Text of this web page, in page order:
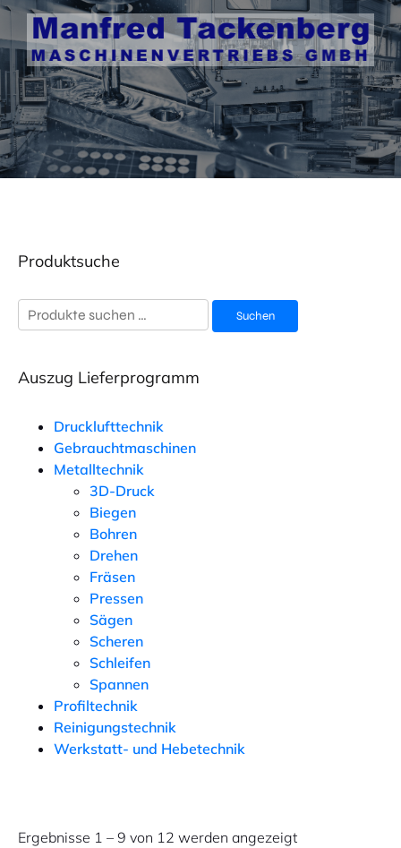
Produktsuche
Suchen
nach:
Suchen
Auszug Lieferprogramm
Drucklufttechnik
Gebrauchtmaschinen
Metalltechnik
3D-Druck
Biegen
Bohren
Drehen
Fräsen
Pressen
Sägen
Scheren
Schleifen
Spannen
Profiltechnik
Reinigungstechnik
Werkstatt- und Hebetechnik
Ergebnisse 1 – 9 von 12 werden angezeigt